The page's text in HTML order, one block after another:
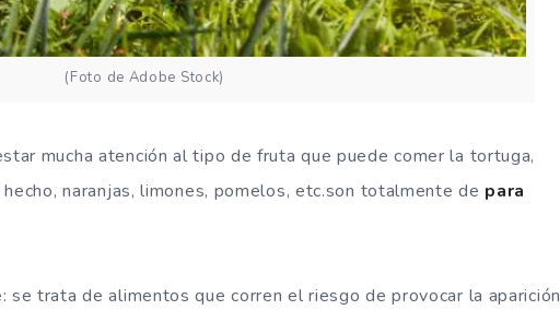
(Foto de Adobe Stock)
mucha atención al tipo de fruta que puede comer la tortuga,
naranjas, limones, pomelos, etc.son totalmente de para
se trata de alimentos que corren el riesgo de provocar la aparición